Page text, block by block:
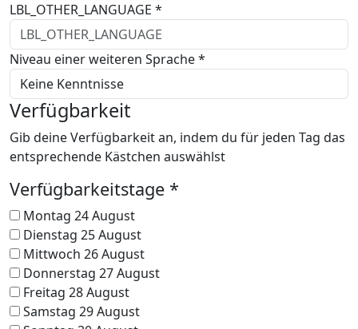
LBL_OTHER_LANGUAGE *
Niveau einer weiteren Sprache *
Verfügbarkeit
Gib deine Verfügbarkeit an, indem du für jeden Tag das
entsprechende Kästchen auswählst
Verfügbarkeitstage *
Montag 24 August
Dienstag 25 August
Mittwoch 26 August
Donnerstag 27 August
Freitag 28 August
Samstag 29 August